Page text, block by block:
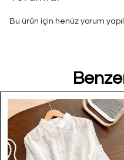
Bu ürün için henüz yorum